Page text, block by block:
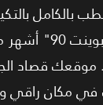
الثالث، متشطب
والخصوصية في
قصاد
في مكان